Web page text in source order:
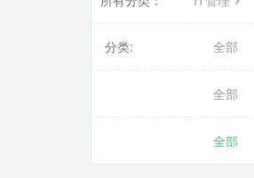
分类: 全部
全部
全部